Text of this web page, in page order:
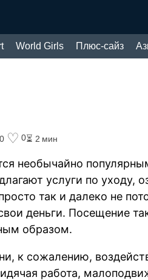
World Girls Плюс-сайз
♡ 0⏳ 2 мин
необычайно
услуги по уходу,
так и далеко не
деньги. Посещение
образом.
к сожалению,
работа,